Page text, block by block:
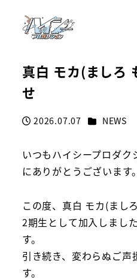
真白 モカ(ましろ
せ
投稿日
2026.07.07 カテゴリー
NEWS
いつもハイシープロダ
にありがとうございます。
この度、真白 モカ(まし
2期生として加入しまし
す。
引き続き、変わらぬご声
す。